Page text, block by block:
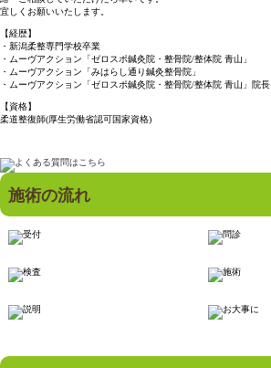
宜しくお願いいたします。
【経歴】
・新潟柔整専門学校卒業
・ムーヴアクション「ゼロスポ鍼灸院・整骨院/整体院 青山」
・ムーヴアクション「みはらし通り鍼灸整骨院」
・ムーヴアクション「ゼロスポ鍼灸院・整骨院/整体院 青山」院長
【資格】
柔道整復師(厚生労働省認可国家資格)
施術の流れ